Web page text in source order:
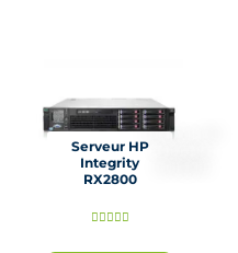
Serveur HP
Integrity
RX2800
N